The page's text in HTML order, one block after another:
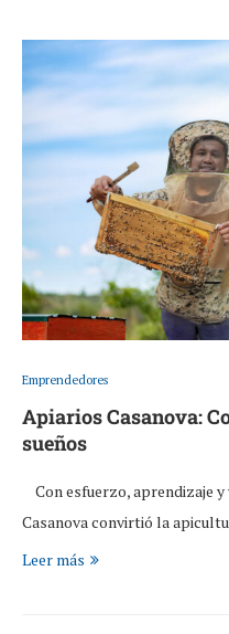
Emprendedores
Apiarios Casanova:
sueños
Con esfuerzo, aprendizaje
Casanova convirtió la
Leer más